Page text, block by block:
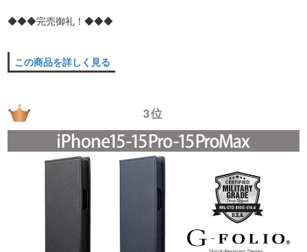
◆◆◆完売御礼！◆◆◆
この商品を詳しく見る
3位